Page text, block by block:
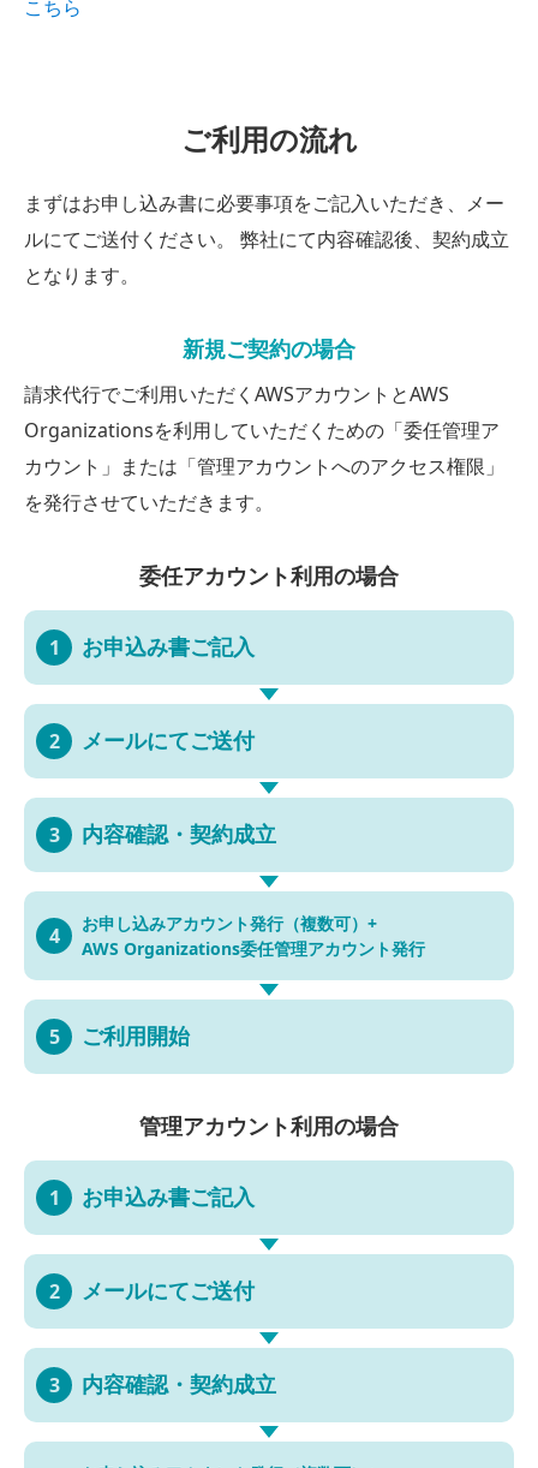
こちら
ご利用の流れ
まずはお申し込み書に必要事項をご記入いただき、メー
ルにてご送付ください。 弊社にて内容確認後、契約成立
となります。
新規ご契約の場合
請求代行でご利用いただくAWSアカウントとAWS
Organizationsを利用していただくための 「委任管理ア
カウント」または「管理アカウントへのアクセス権限」
を発行させていただきます。
委任アカウント利用の場合
1 お申込み書ご記入
2 メールにてご送付
3 内容確認・ 契約成立
4 お申し込みアカウント発行（複数可） +
AWS Organizations委任管理アカウント発行
5 ご利用開始
管理アカウント利用の場合
1 お申込み書ご記入
2 メールにてご送付
3 内容確認・ 契約成立